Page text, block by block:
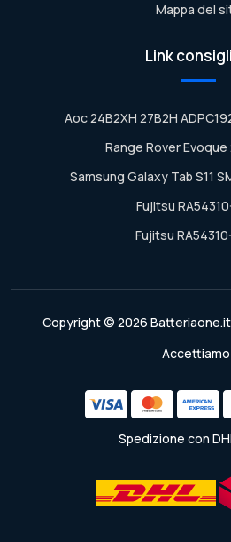
Mappa del
Link
Aoc 24B2XH 27B2H
Range Rover Evoque
Samsung Galaxy Tab S11
Fujitsu
Fujitsu
Copyright © 2026
Spedizione con